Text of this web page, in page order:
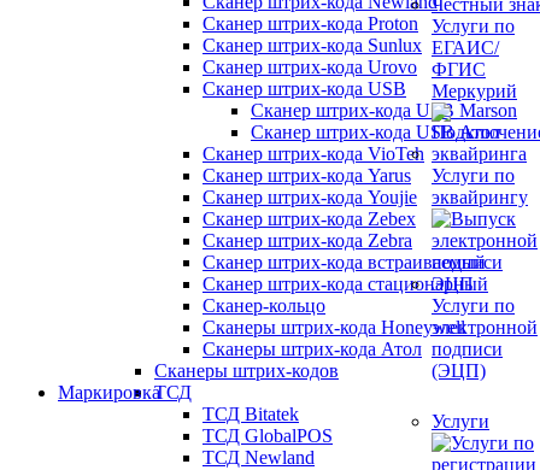
Сканер штрих-кода Proton
Сканер штрих-кода Sunlux
Сканер штрих-кода Urovo
Сканер штрих-кода USB
Сканер штрих-кода USB Marson
Сканер штрих-кода USB Атол
Сканер штрих-кода VioTeh
Сканер штрих-кода Yarus
Сканер штрих-кода Youjie
Сканер штрих-кода Zebex
Сканер штрих-кода Zebra
Сканер штрих-кода встраиваемый
Сканер штрих-кода стационарный
Сканер-кольцо
Сканеры штрих-кода Honeywell
Сканеры штрих-кода Атол
Сканеры штрих-кодов
ТСД
ТСД Bitatek
ТСД GlobalPOS
ТСД Newland
Услуги по
ЕГАИС/
ФГИС
Меркурий
Услуги по
эквайрингу
Услуги по
электронной
подписи
(ЭЦП)
Маркировка
Услуги